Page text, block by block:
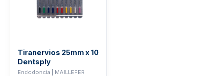
Tiranervios 25mm x 10
Dentsply
Endodoncia | MAILLEFER